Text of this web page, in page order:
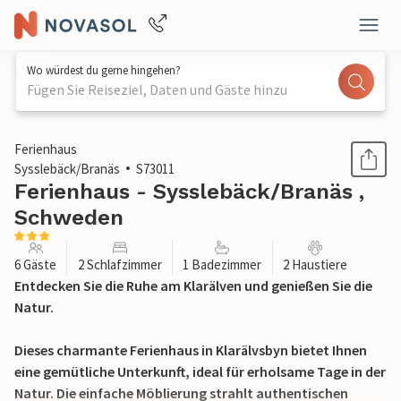
Wo würdest du gerne hingehen?
Fügen Sie Reiseziel, Daten und Gäste hinzu
1 / 16
Ferienhaus
Sysslebäck/Branäs
S73011
Ferienhaus - Sysslebäck/Branäs ,
Schweden
6 Gäste 2 Schlafzimmer 1 Badezimmer 2 Haustiere
Entdecken Sie die Ruhe am Klarälven und genießen Sie die
Natur.
Dieses charmante Ferienhaus in Klarälvsbyn bietet Ihnen
eine gemütliche Unterkunft, ideal für erholsame Tage in der
Natur. Die einfache Möblierung strahlt authentischen